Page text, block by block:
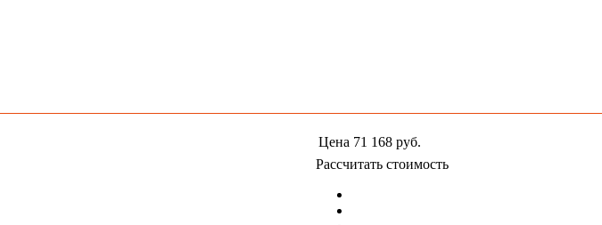
Цена 71 168 руб.
Рассчитать стоимость